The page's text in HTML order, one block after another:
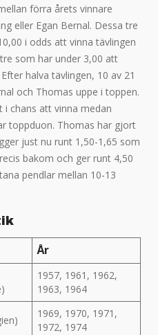
förra årets vinnare
eller Egan Bernal. Dessa tre
i odds att vinna tävlingen
som har under 3,00 att
halva tävlingen, 10 av 21
och Thomas uppe i toppen.
i chans att vinna medan
toppduon. Thomas har gjort
just nu runt 1,50-1,65 som
bakom och ger runt 4,50
pendlar mellan 10-13
År
1957, 1961, 1962,
1963, 1964
1969, 1970, 1971,
1972, 1974